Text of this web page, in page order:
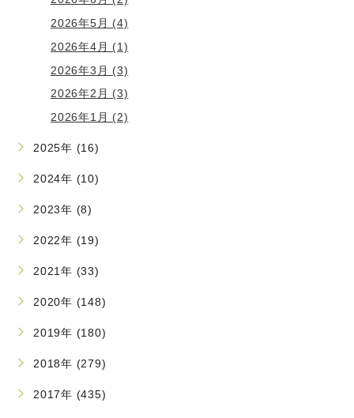
2026年5月 (4)
2026年4月 (1)
2026年3月 (3)
2026年2月 (3)
2026年1月 (2)
2025年 (16)
2024年 (10)
2023年 (8)
2022年 (19)
2021年 (33)
2020年 (148)
2019年 (180)
2018年 (279)
2017年 (435)